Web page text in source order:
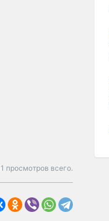
просмотров всего.